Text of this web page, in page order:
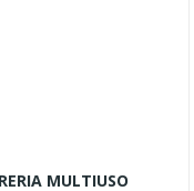
MULTIUSO